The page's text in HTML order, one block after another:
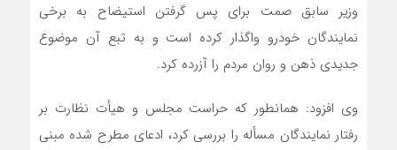
وزیر سابق صمت برای پس گرفتن استیضاح به برخی
نمایندگان خودرو واگذار کرده است و به تبع آن موضوع
جدیدی ذهن و روان مردم را آزرده کرد.
وی افزود: همانطور که حراست مجلس و هیأت نظارت بر
رفتار نمایندگان مسأله را بررسی کرد، ادعای مطرح شده مبنی